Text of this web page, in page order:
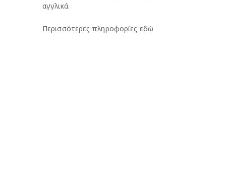
αγγλικά.
Περισσότερες πληροφορίες εδώ